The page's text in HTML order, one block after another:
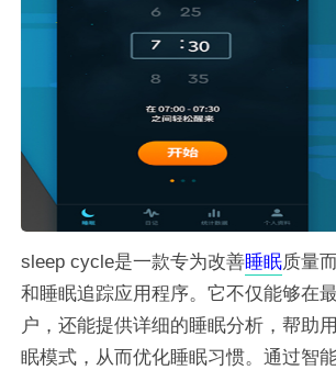
sleep cycle是一款专为改善睡眠质量
和睡眠追踪应用程序。它不仅能够在
户，还能提供详细的睡眠分析，帮助
眠模式，从而优化睡眠习惯。通过智